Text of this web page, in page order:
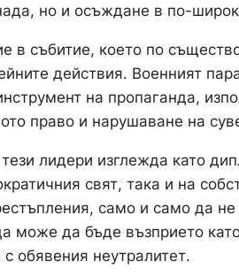
но и осъждане в по-широк
в събитие, което по
действия. Военният
на пропаганда,
право и нарушаване на
лидери изглежда като
свят, така и на
само и само да
може да бъде възприето
обявения неутралитет.